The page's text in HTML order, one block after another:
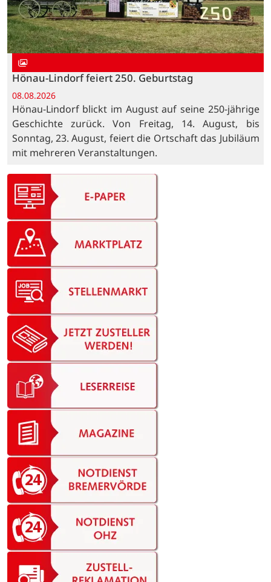
Hönau-Lindorf feiert 250. Geburtstag
08.08.2026
Hönau-Lindorf blickt im August auf seine 250-jährige
Geschichte zurück. Von Freitag, 14. August, bis
Sonntag, 23. August, feiert die Ortschaft das Jubiläum
mit mehreren Veranstaltungen.